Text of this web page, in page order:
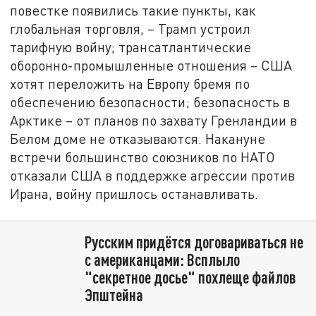
повестке появились такие пункты, как
глобальная торговля, – Трамп устроил
тарифную войну; трансатлантические
оборонно-промышленные отношения – США
хотят переложить на Европу бремя по
обеспечению безопасности; безопасность в
Арктике – от планов по захвату Гренландии в
Белом доме не отказываются. Накануне
встречи большинство союзников по НАТО
отказали США в поддержке агрессии против
Ирана, войну пришлось останавливать.
Русским придётся договариваться не
с американцами: Всплыло
"секретное досье" похлеще файлов
Эпштейна